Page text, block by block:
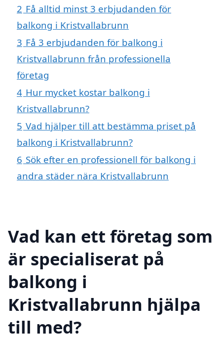
2 Få alltid minst 3 erbjudanden för
balkong i Kristvallabrunn
3 Få 3 erbjudanden för balkong i
Kristvallabrunn från professionella
företag
4 Hur mycket kostar balkong i
Kristvallabrunn?
5 Vad hjälper till att bestämma priset på
balkong i Kristvallabrunn?
6 Sök efter en professionell för balkong i
andra städer nära Kristvallabrunn
Vad kan ett företag som
är specialiserat på
balkong i
Kristvallabrunn hjälpa
till med?